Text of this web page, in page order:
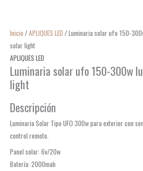
Inicio /APLIQUES LED / Luminaria solar ufo 150-
solar light
APLIQUES LED
Luminaria solar ufo 150-300w
light
Descripción
Luminaria Solar Tipo UFO 300w para exterior con
control remoto.
Panel solar: 6v/20w
Batería: 2000mah